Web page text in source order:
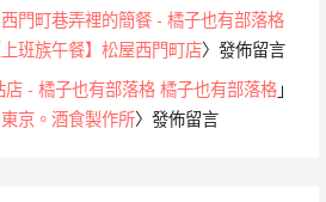
西門町巷弄裡的簡餐 - 橘子也有部落格
上班族午餐】松屋西門町店〉發佈留言
店 - 橘子也有部落格 橘子也有部落格 」
東京。酒食製作所〉發佈留言